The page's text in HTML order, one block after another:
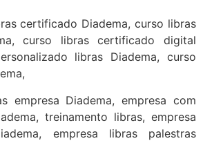
certificado Diadema, curso libras
curso libras certificado digital
libras Diadema, curso
empresa Diadema, empresa com
treinamento libras, empresa
empresa libras palestras